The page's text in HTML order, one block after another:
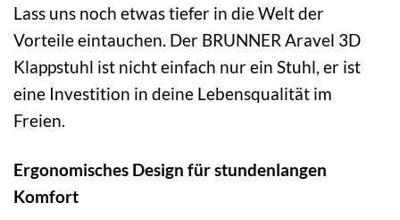
Lass uns noch etwas tiefer in die Welt der
Vorteile eintauchen. Der BRUNNER Aravel 3D
Klappstuhl ist nicht einfach nur ein Stuhl, er ist
eine Investition in deine Lebensqualität im
Freien.
Ergonomisches Design für stundenlangen
Komfort